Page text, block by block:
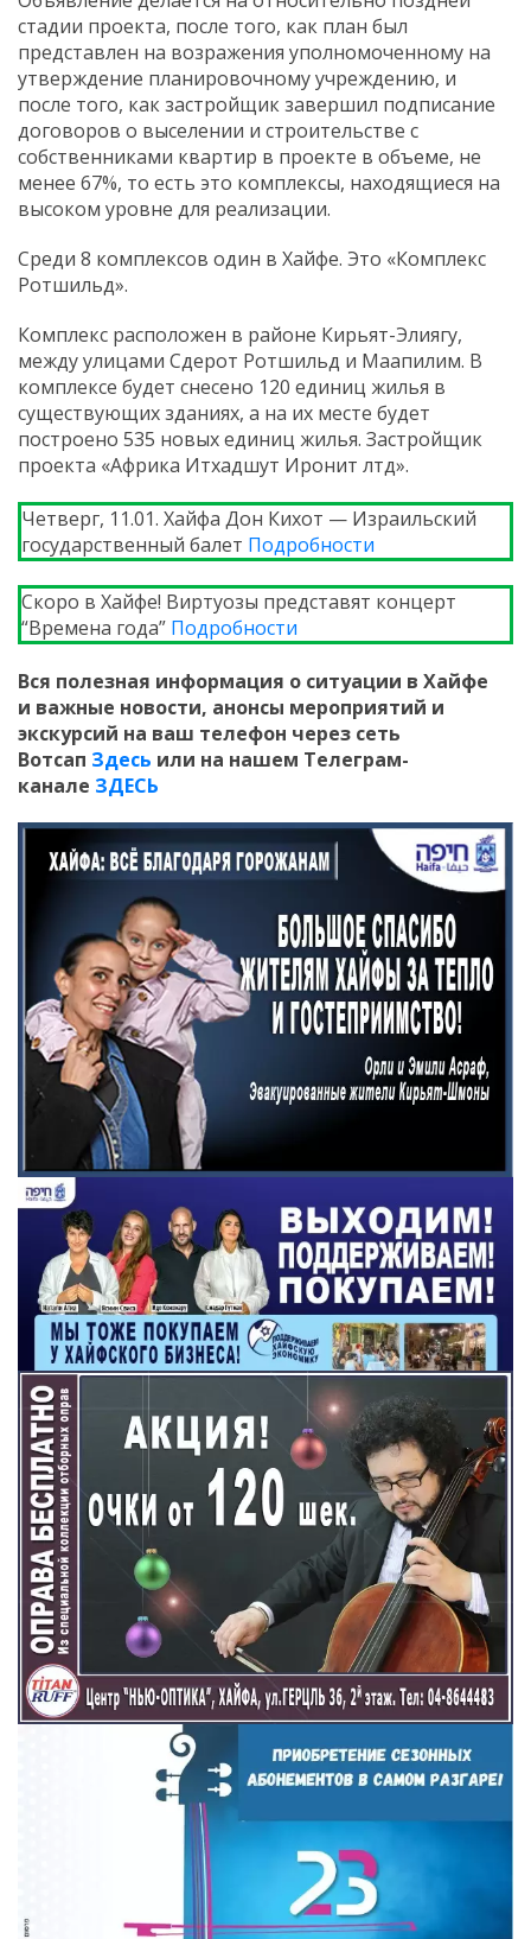
стадии проекта, после того, как план был
представлен на возражения уполномоченному на
утверждение планировочному учреждению, и
после того, как застройщик завершил подписание
договоров о выселении и строительстве с
собственниками квартир в проекте в объеме, не
менее 67%, то есть это комплексы, находящиеся на
высоком уровне для реализации.
Среди 8 комплексов один в Хайфе. Это «Комплекс
Ротшильд».
Комплекс расположен в районе Кирьят-Элиягу,
между улицами Сдерот Ротшильд и Маапилим. В
комплексе будет снесено 120 единиц жилья в
существующих зданиях, а на их месте будет
построено 535 новых единиц жилья. Застройщик
проекта «Африка Итхадшут Иронит лтд».
Четверг, 11.01. Хайфа Дон Кихот — Израильский
государственный балет Подробности
Скоро в Хайфе! Виртуозы представят концерт
“Времена года” Подробности
Вся полезная информация о ситуации в Хайфе
и важные новости, анонсы мероприятий и
экскурсий на ваш телефон через сеть
Вотсап Здесь или на нашем Телеграм-
канале ЗДЕСЬ